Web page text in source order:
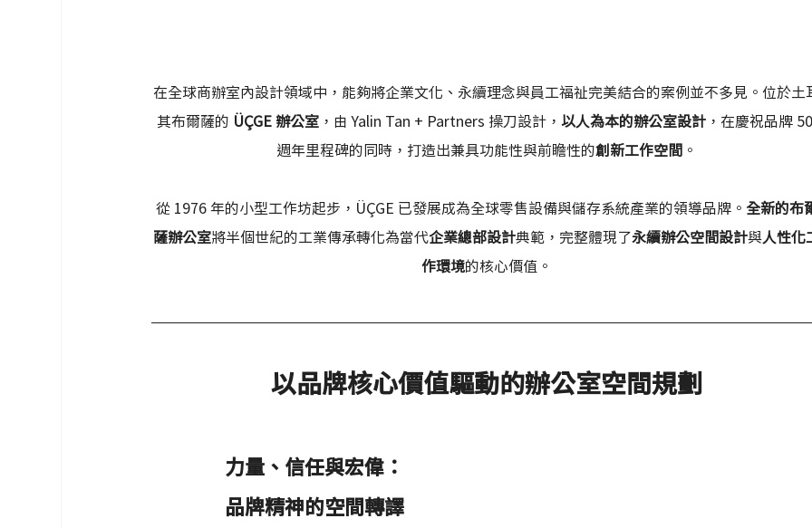
在全球商辦室內設計領域中，能夠將企業文化、永續理念與員工福祉完美結合的案例並不多見。位於土
其布爾薩的 ÜÇGE 辦公室 ，由 Yalin Tan + Partners 操刀設計，以人為本的辦公室設計 ，在慶祝品牌 50
週年里程碑的同時，打造出兼具功能性與前瞻性的創新工作空間 。
從 1976 年的小型工作坊起步，ÜÇGE 已發展成為全球零售設備與儲存系統產業的領導品牌。 全新的布
薩辦公室將半個世紀的工業傳承轉化為當代企業總部設計典範，完整體現了永續辦公空間設計與人性化
作環境的核心價值。
以品牌核心價值驅動的辦公室空間規劃
力量、信任與宏偉：
品牌精神的空間轉譯